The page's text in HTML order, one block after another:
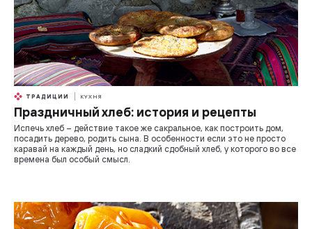
ТРАДИЦИИ КУХНЯ
Праздничный хлеб: история и рецепты
Испечь хлеб – действие такое же сакральное, как построить дом,
посадить дерево, родить сына. В особенности если это не просто
каравай на каждый день, но сладкий сдобный хлеб, у которого во все
времена был особый смысл.